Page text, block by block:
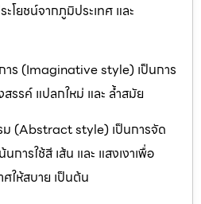
โยชน์จากภูมิประเทศ และ
ร (Imaginative style) เป็นการ
รรค์ แปลกใหม่ และ ล้ำสมัย
(Abstract style) เป็นการจัด
การใช้สี เส้น และ แสงเงาเพื่อ
ให้สบาย เป็นต้น